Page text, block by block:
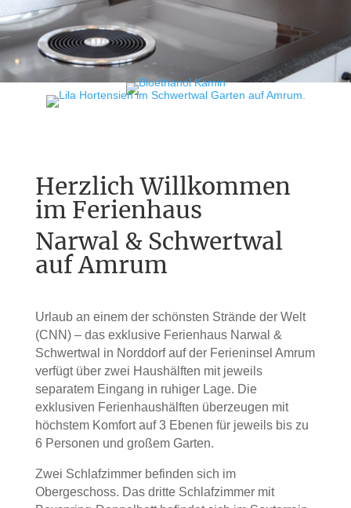
Herzlich Willkommen
im Ferienhaus
Narwal & Schwertwal
auf Amrum
Urlaub an einem der schönsten Strände der Welt
(CNN) – das exklusive Ferienhaus Narwal &
Schwertwal in Norddorf auf der Ferieninsel Amrum
verfügt über zwei Haushälften mit jeweils
separatem Eingang in ruhiger Lage. Die
exklusiven Ferienhaushälften überzeugen mit
höchstem Komfort auf 3 Ebenen für jeweils bis zu
6 Personen und großem Garten.
Zwei Schlafzimmer befinden sich im
Obergeschoss. Das dritte Schlafzimmer mit